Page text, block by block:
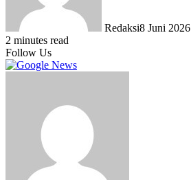
Redaksi8 Juni 2026
2 minutes read
Follow Us